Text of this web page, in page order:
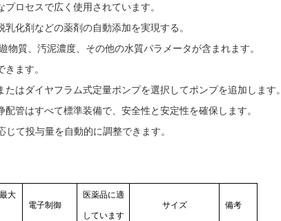
ロセスで広く使用されています。
化剤などの薬剤の自動添加を実現する。
質、汚泥濃度、その他の水質パラメータが含まれます。
ます。
はダイヤフラム式定量ポンプを選択してポンプを追加します。
管はすべて標準装備で、安全性と安定性を確保します。
て投与量を自動的に調整できます。
大
電子制御
医薬品に適
しています
サイズ 備考